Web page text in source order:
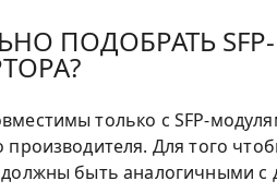
ПОДОБРАТЬ
только с SFP-
производителя. Для того
быть аналогичными с